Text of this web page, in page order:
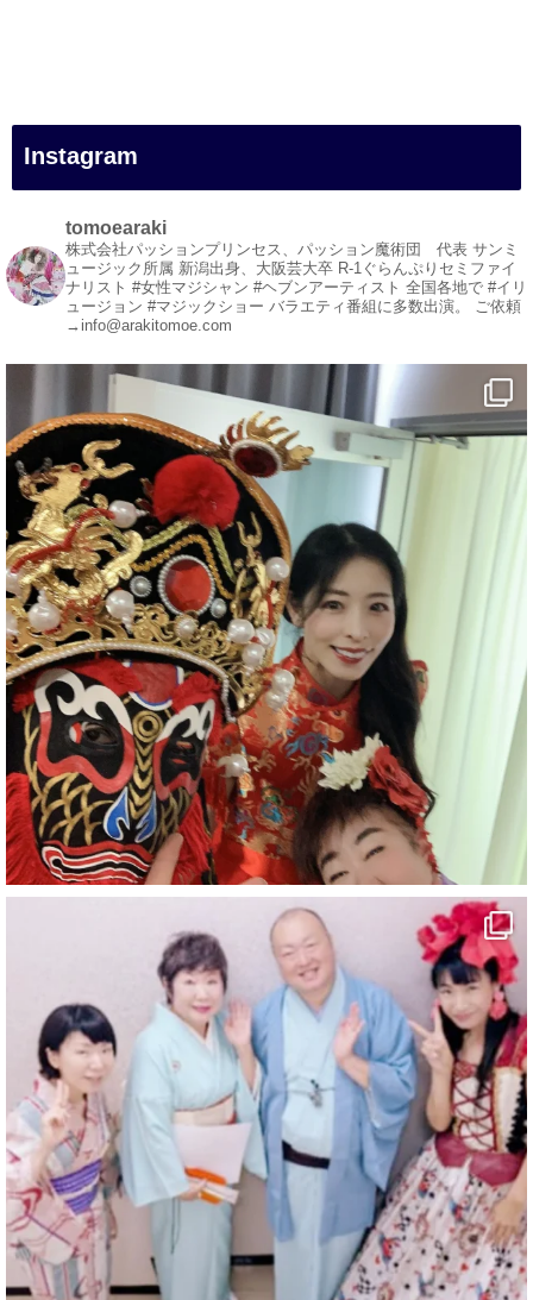
#白浜町
#変面ショー
#イベント
#宴会
#余興
1 3 X
マジシャン派遣 パッションプリンセス【公式】
@comedy_illusion · 7 8月
お疲れ様です
ブログ更新しました
「マジシャン和歌山旅 白浜町・円月島」
#企業公式がお疲れ様を言い合う
#旅行好きな人と繋がりたい
#一人旅
#女性マジシャン
#出張マジック
#マジシャン派遣
#イリュージョン
#和歌山県
#白浜町
#変面ショー
#イベント
#宴会
1 10
マジシャン派遣 パッションプリンセス【公式】
@comedy_illusion 7 8月
お疲れ様です
YouTubeを更新しました
https://youtu.be/9sHKhUQBmUE
@YouTube
#企業公式がお疲れ様を言い合う
#チャンネル登録おねがいします
#愛媛県
Instagram
tomoearaki
株式会社パッションプリンセス、パッション魔術団 代表 サンミ
ュージック所属 新潟出身、大阪芸大卒 R-1ぐらんぷりセミファイ
ナリスト #女性マジシャン #ヘブンアーティスト 全国各地で #イリ
ュージョン #マジックショー バラエティ番組に多数出演。 ご依頼
→info@arakitomoe.com